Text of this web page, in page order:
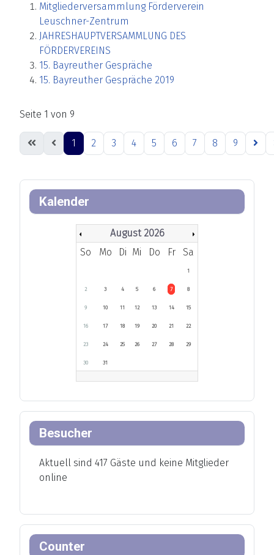
Mitgliederversammlung Förderverein
Leuschner-Zentrum
JAHRESHAUPTVERSAMMLUNG DES
FÖRDERVEREINS
15. Bayreuther Gespräche
15. Bayreuther Gespräche 2019
Seite 1 von 9
1 2 3 4 5 6 7 8 9
Kalender
August 2026
So
Mo Di Mi Do Fr Sa
1
2 3 4 5 6 7 8
9 10 11 12 13 14 15
16 17 18 19 20 21 22
23 24 25 26 27 28 29
30 31
Besucher
Aktuell sind 417 Gäste und keine Mitglieder
online
Counter